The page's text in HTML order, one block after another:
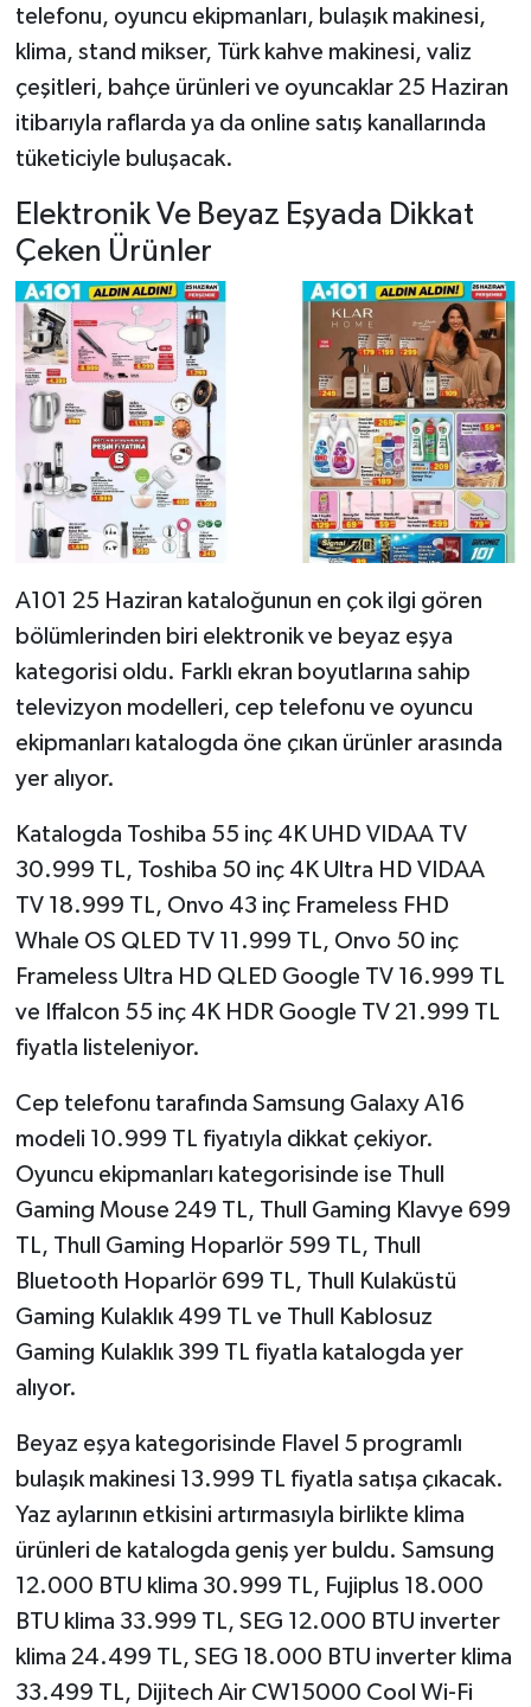
telefonu, oyuncu ekipmanları, bulaşık makinesi,
klima, stand mikser, Türk kahve makinesi, valiz
çeşitleri, bahçe ürünleri ve oyuncaklar 25 Haziran
itibarıyla raflarda ya da online satış kanallarında
tüketiciyle buluşacak.
Elektronik Ve Beyaz Eşyada Dikkat
Çeken Ürünler
A101 25 Haziran kataloğunun en çok ilgi gören
bölümlerinden biri elektronik ve beyaz eşya
kategorisi oldu. Farklı ekran boyutlarına sahip
televizyon modelleri, cep telefonu ve oyuncu
ekipmanları katalogda öne çıkan ürünler arasında
yer alıyor.
Katalogda Toshiba 55 inç 4K UHD VIDAA TV
30.999 TL, Toshiba 50 inç 4K Ultra HD VIDAA
TV 18.999 TL, Onvo 43 inç Frameless FHD
Whale OS QLED TV 11.999 TL, Onvo 50 inç
Frameless Ultra HD QLED Google TV 16.999 TL
ve Iffalcon 55 inç 4K HDR Google TV 21.999 TL
fiyatla listeleniyor.
Cep telefonu tarafında Samsung Galaxy A16
modeli 10.999 TL fiyatıyla dikkat çekiyor.
Oyuncu ekipmanları kategorisinde ise Thull
Gaming Mouse 249 TL, Thull Gaming Klavye 699
TL, Thull Gaming Hoparlör 599 TL, Thull
Bluetooth Hoparlör 699 TL, Thull Kulaküstü
Gaming Kulaklık 499 TL ve Thull Kablosuz
Gaming Kulaklık 399 TL fiyatla katalogda yer
alıyor.
Beyaz eşya kategorisinde Flavel 5 programlı
bulaşık makinesi 13.999 TL fiyatla satışa çıkacak.
Yaz aylarının etkisini artırmasıyla birlikte klima
ürünleri de katalogda geniş yer buldu. Samsung
12.000 BTU klima 30.999 TL, Fujiplus 18.000
BTU klima 33.999 TL, SEG 12.000 BTU inverter
klima 24.499 TL, SEG 18.000 BTU inverter klima
33.499 TL, Dijitech Air CW15000 Cool Wi-Fi